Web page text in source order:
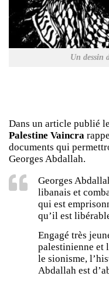
Un dessin
Dans un article publié
Palestine Vaincra
documents qui
Georges Abdallah.
Georges
libanais et
qui est
qu’il est
Engagé très
palestinienne et
le sionisme,
Abdallah est